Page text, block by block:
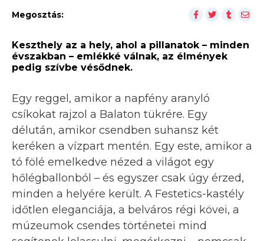
Megosztás:
Keszthely az a hely, ahol a pillanatok – minden
évszakban – emlékké válnak, az élmények
pedig szívbe vésődnek.
Egy reggel, amikor a napfény aranyló
csíkokat rajzol a Balaton tükrére. Egy
délután, amikor csendben suhansz két
keréken a vízpart mentén. Egy este, amikor a
tó fölé emelkedve nézed a világot egy
hőlégballonból – és egyszer csak úgy érzed,
minden a helyére került. A Festetics-kastély
időtlen eleganciája, a belváros régi kövei, a
múzeumok csendes történetei mind